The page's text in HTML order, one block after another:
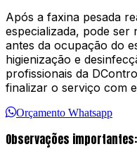
Após a faxina pesada
especializada, pode ser
antes da ocupação do
higienização e
profissionais da
finalizar o serviço com
Orçamento Whatsapp
Observações importantes: